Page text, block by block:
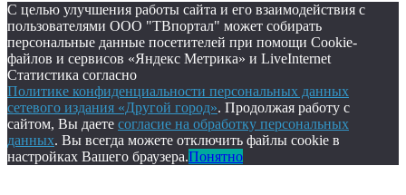
С целью улучшения работы сайта и его взаимодействия с
пользователями ООО "ТВпортал" может собирать
персональные данные посетителей при помощи Cookie-
файлов и сервисов «Яндекс Метрика» и LiveInternet
Статистика согласно
Политике конфиденциальности персональных данных
сетевого издания «Другой город». Продолжая работу с
сайтом, Вы даете согласие на обработку персональных
данных. Вы всегда можете отключить файлы cookie в
настройках Вашего браузера.Понятно